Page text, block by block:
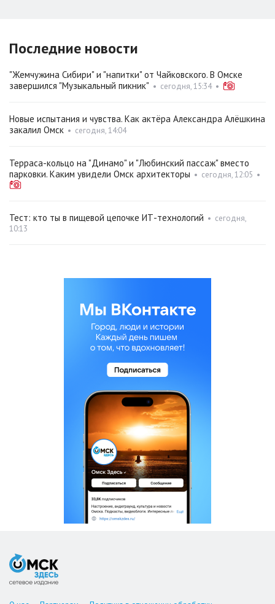
Последние новости
"Жемчужина Сибири" и "напитки" от Чайковского. В Омске
завершился "Музыкальный пикник" • сегодня, 15:34•
Новые испытания и чувства. Как актёра Александра Алёшкина
закалил Омск • сегодня, 14:04
Терраса-кольцо на "Динамо" и "Любинский пассаж" вместо
парковки. Каким увидели Омск архитекторы • сегодня, 12:05 •
Тест: кто ты в пищевой цепочке ИТ-технологий • сегодня,
10:13